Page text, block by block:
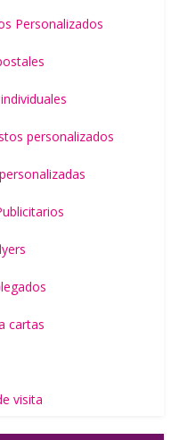
Personalizados
personalizados
cartas
visita